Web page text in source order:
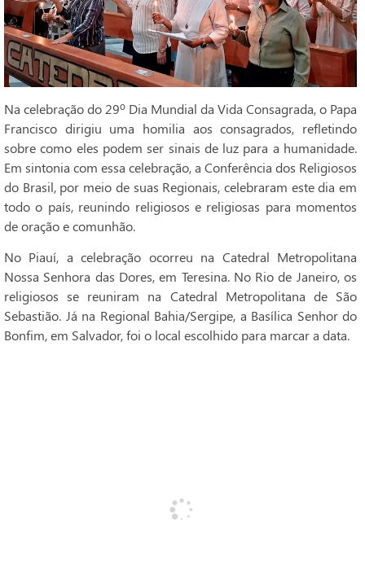
Na celebração do 29º Dia Mundial da Vida Consagrada, o Papa
Francisco dirigiu uma homilia aos consagrados, refletindo
sobre como eles podem ser sinais de luz para a humanidade.
Em sintonia com essa celebração, a Conferência dos Religiosos
do Brasil, por meio de suas Regionais, celebraram este dia em
todo o país, reunindo religiosos e religiosas para momentos
de oração e comunhão.
No Piauí, a celebração ocorreu na Catedral Metropolitana
Nossa Senhora das Dores, em Teresina. No Rio de Janeiro, os
religiosos se reuniram na Catedral Metropolitana de São
Sebastião. Já na Regional Bahia/Sergipe, a Basílica Senhor do
Bonfim, em Salvador, foi o local escolhido para marcar a data.